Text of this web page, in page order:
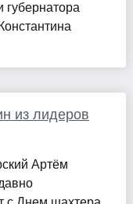
губернатора
из лидеров
Артём